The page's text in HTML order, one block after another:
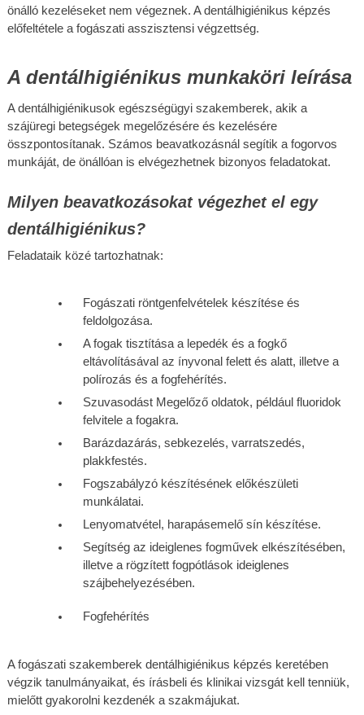
önálló kezeléseket nem végeznek. A dentálhigiénikus képzés
előfeltétele a fogászati asszisztensi végzettség.
A dentálhigiénikus munkaköri leírása
A dentálhigiénikusok egészségügyi szakemberek, akik a
szájüregi betegségek megelőzésére és kezelésére
összpontosítanak. Számos beavatkozásnál segítik a fogorvos
munkáját, de önállóan is elvégezhetnek bizonyos feladatokat.
Milyen beavatkozásokat végezhet el egy
dentálhigiénikus?
Feladataik közé tartozhatnak:
Fogászati röntgenfelvételek készítése és
feldolgozása.
A fogak tisztítása a lepedék és a fogkő
eltávolításával az ínyvonal felett és alatt, illetve a
polírozás és a fogfehérítés.
Szuvasodást Megelőző oldatok, például fluoridok
felvitele a fogakra.
Barázdazárás, sebkezelés, varratszedés,
plakkfestés.
Fogszabályzó készítésének előkészületi
munkálatai.
Lenyomatvétel, harapásemelő sín készítése.
Segítség az ideiglenes fogművek elkészítésében,
illetve a rögzített fogpótlások ideiglenes
szájbehelyezésében.
Fogfehérítés
A fogászati szakemberek dentálhigiénikus képzés keretében
végzik tanulmányaikat, és írásbeli és klinikai vizsgát kell tenniük,
mielőtt gyakorolni kezdenék a szakmájukat.